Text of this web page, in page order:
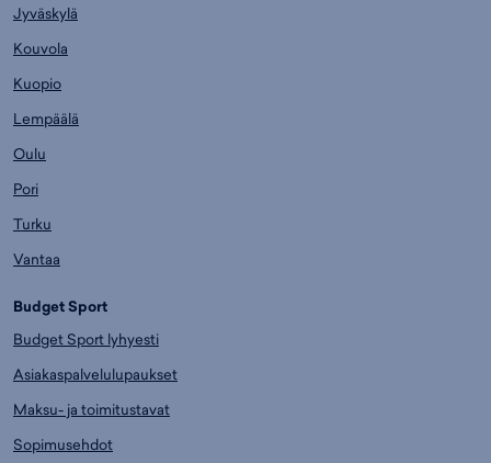
Jyväskylä
Kouvola
Kuopio
Lempäälä
Oulu
Pori
Turku
Vantaa
Budget Sport
Budget Sport lyhyesti
Asiakaspalvelulupaukset
Maksu- ja toimitustavat
Sopimusehdot